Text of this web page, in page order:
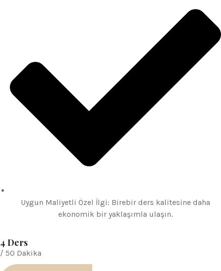
Uygun Maliyetli Özel İlgi: Birebir ders kalitesine daha
ekonomik bir yaklaşımla ulaşın.
4 Ders
/ 50 Dakika